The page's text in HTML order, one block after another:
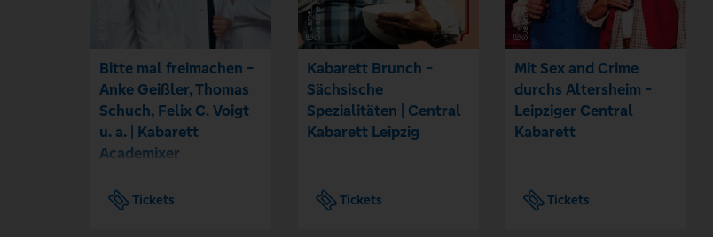
Bitte mal freimachen -
Anke Geißler, Thomas
Schuch, Felix C. Voigt
u. a. | Kabarett
Academixer
Tickets
Kabarett Brunch -
Sächsische
Spezialitäten | Central
Kabarett Leipzig
Tickets
Mit Sex and Crime
durchs Altersheim -
Leipziger Central
Kabarett
Tickets